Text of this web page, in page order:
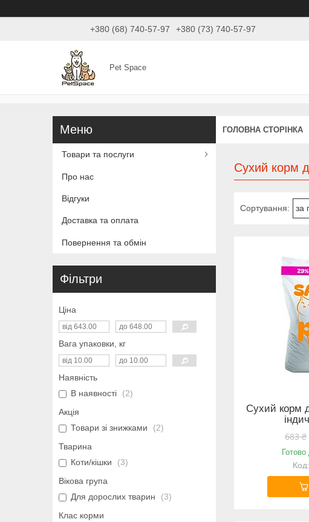
+380 (68) 740-57-97 +380 (73) 740-57-97
Pet Space
ГОЛОВНА СТОРІНКА
Сухий корм
Сухий корм
683 ₴
Готово
Товари та послуги
Про нас
Відгуки
Доставка та оплата
Повернення та обмін
Фільтри
Ціна
Вага упаковки, кг
Наявність
В наявності
2
Акція
Товари зі знижками
2
Тварина
Коти/кішки
3
Вікова група
Для дорослих тварин
3
Клас корми